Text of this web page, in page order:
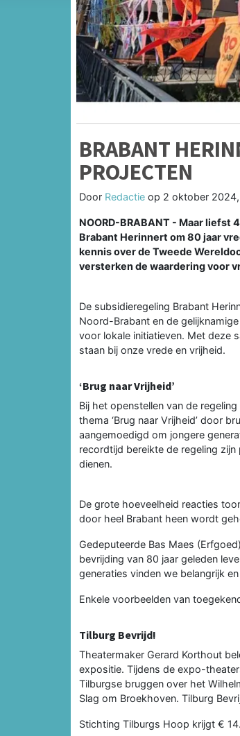
BRABANT
PROJECTEN
Door Redactie op 2 oktober 2024,
NOORD-BRABANT - Maar
Brabant Herinnert om 80 jaar
kennis over de Tweede
versterken de waardering voor
De subsidieregeling Brabant
Noord-Brabant en de
voor lokale initiatieven. Met deze
staan bij onze vrede en vrijheid.
‘Brug naar Vrijheid’
Bij het openstellen van de
thema ‘Brug naar Vrijheid’ door
aangemoedigd om jongere
recordtijd bereikte de regeling
dienen.
De grote hoeveelheid reacties
door heel Brabant heen wordt
Gedeputeerde Bas Maes
bevrijding van 80 jaar geleden
generaties vinden we belangrijk
Enkele voorbeelden van
Tilburg Bevrijd!
Theatermaker Gerard Korthout
expositie. Tijdens de expo-
Tilburgse bruggen over het
Slag om Broekhoven. Tilburg
Stichting Tilburgs Hoop krijgt €